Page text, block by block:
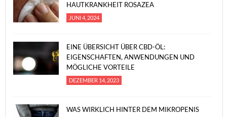
HAUTKRANKHEIT ROSAZEA
JUNI 4, 2024
EINE ÜBERSICHT ÜBER CBD-ÖL:
EIGENSCHAFTEN, ANWENDUNGEN UND
MÖGLICHE VORTEILE
DEZEMBER 14, 2023
WAS WIRKLICH HINTER DEM MIKROPENIS